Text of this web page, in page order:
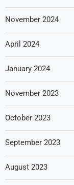
November 2024
April 2024
January 2024
November 2023
October 2023
September 2023
August 2023